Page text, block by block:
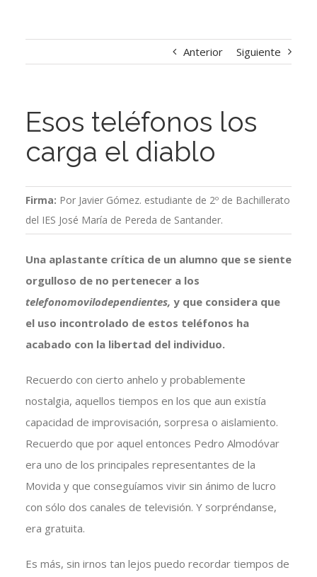
Anterior Siguiente
Esos teléfonos los
carga el diablo
Firma: Por Javier Gómez. estudiante de 2º de Bachillerato
del IES José María de Pereda de Santander.
Una aplastante crítica de un alumno que se siente
orgulloso de no pertenecer a los
telefonomovilodependientes, y que considera que
el uso incontrolado de estos teléfonos ha
acabado con la libertad del individuo.
Recuerdo con cierto anhelo y probablemente
nostalgia, aquellos tiempos en los que aun existía
capacidad de improvisación, sorpresa o aislamiento.
Recuerdo que por aquel entonces Pedro Almodóvar
era uno de los principales representantes de la
Movida y que conseguíamos vivir sin ánimo de lucro
con sólo dos canales de televisión. Y sorpréndanse,
era gratuita.
Es más, sin irnos tan lejos puedo recordar tiempos de